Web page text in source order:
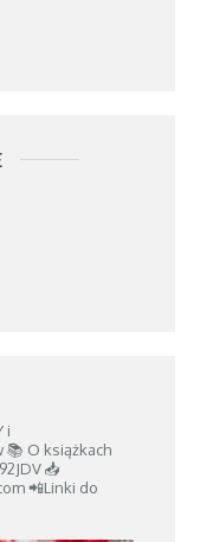
i
📚 O książkach
📥
📲Linki do